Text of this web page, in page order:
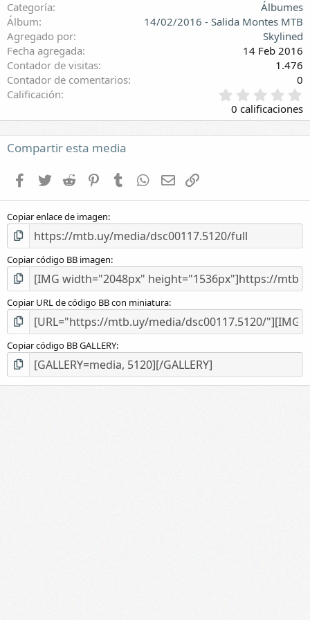
Categoría
Álbumes
Álbum
14/02/2016 - Salida Montes MTB
Agregado por
Skylined
Fecha agregada
14 Feb 2016
Contador de visitas
1.476
Contador de comentarios
0
Calificación
,
0
0
l
(
)
0 calificaciones
Compartir esta media
Facebook
Twitter Reddit PinterestTumblr WhatsApp
E-mail
Copiar enlace de imagen
Copiar código BB imagen
Copiar URL de código BB con miniatura
Copiar código BB GALLERY